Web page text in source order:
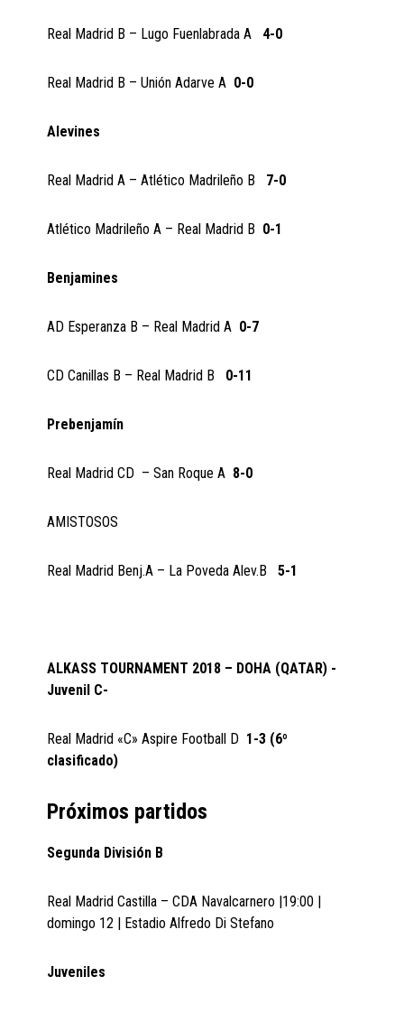
Real Madrid B – Lugo Fuenlabrada A 4-0
Real Madrid B – Unión Adarve A 0-0
Alevines
Real Madrid A – Atlético Madrileño B 7-0
Atlético Madrileño A – Real Madrid B 0-1
Benjamines
AD Esperanza B – Real Madrid A 0-7
CD Canillas B – Real Madrid B 0-11
Prebenjamín
Real Madrid CD – San Roque A 8-0
AMISTOSOS
Real Madrid Benj.A – La Poveda Alev.B 5-1
ALKASS TOURNAMENT 2018 – DOHA (QATAR) -
Juvenil C-
Real Madrid «C» Aspire Football D 1-3 (6º
clasificado)
Próximos partidos
Segunda División B
Real Madrid Castilla – CDA Navalcarnero |19:00 |
domingo 12 | Estadio Alfredo Di Stefano
Juveniles